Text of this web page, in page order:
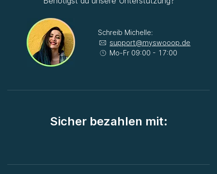
Schreib Michelle:
support@myswooop.de
Mo-Fr 09:00 - 17:00
Sicher bezahlen mit: